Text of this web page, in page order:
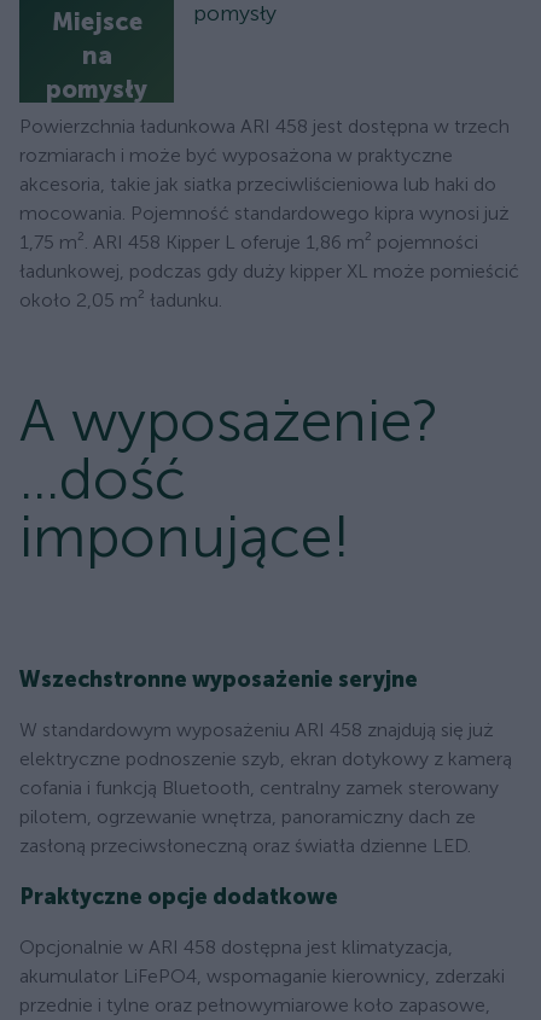
Miejsce
na
pomysły
pomysły
Powierzchnia ładunkowa ARI 458 jest dostępna w trzech
rozmiarach i może być wyposażona w praktyczne
akcesoria, takie jak siatka przeciwliścieniowa lub haki do
mocowania. Pojemność standardowego kipra wynosi już
1,75 m². ARI 458 Kipper L oferuje 1,86 m² pojemności
ładunkowej, podczas gdy duży kipper XL może pomieścić
około 2,05 m² ładunku.
A wyposażenie?
...dość
imponujące!
Wszechstronne wyposażenie seryjne
W standardowym wyposażeniu ARI 458 znajdują się już
elektryczne podnoszenie szyb, ekran dotykowy z kamerą
cofania i funkcją Bluetooth, centralny zamek sterowany
pilotem, ogrzewanie wnętrza, panoramiczny dach ze
zasłoną przeciwsłoneczną oraz światła dzienne LED.
Praktyczne opcje dodatkowe
Opcjonalnie w ARI 458 dostępna jest klimatyzacja,
akumulator LiFePO4, wspomaganie kierownicy, zderzaki
przednie i tylne oraz pełnowymiarowe koło zapasowe,